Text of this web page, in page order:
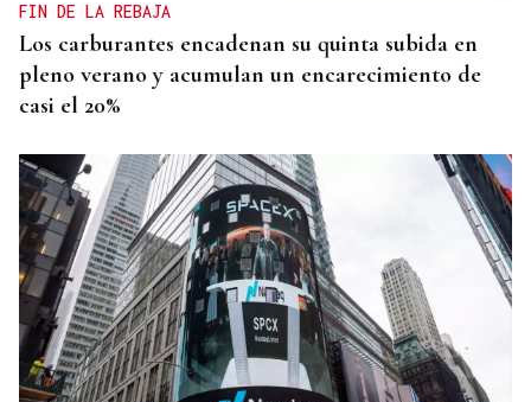
FIN DE LA REBAJA
Los carburantes encadenan su quinta subida en
pleno verano y acumulan un encarecimiento de
casi el 20%